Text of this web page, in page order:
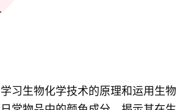
习生物化学技术的原理和运用生物